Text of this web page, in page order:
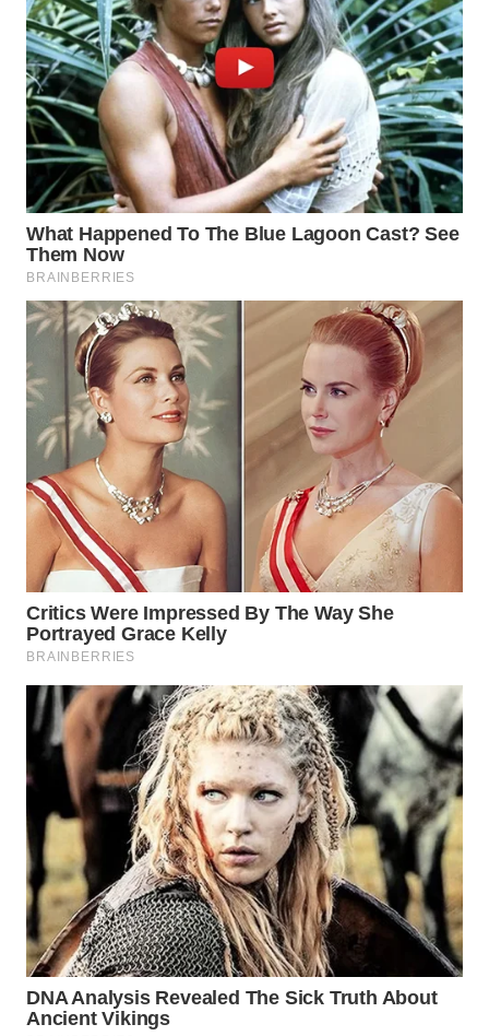
WN
KALTARA
WN
KALSEL
WN
KALTIM
WN
SULSEL
WN
GORONTALO
WN
SULUT
WN
MALUKU
WN
MALUT
WN
DAIRI
WN
DANAU
TOBA
WN
NIAS
WN
LANGKAT